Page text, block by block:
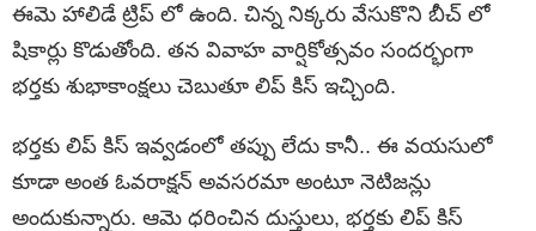
ఈమె హాలిడే ట్రిప్ లో ఉంది. చిన్న నిక్కరు వేసుకొని బీచ్ లో
షికార్లు కొడుతోంది. తన వివాహ వార్షికోత్సవం సందర్భంగా
భర్తకు శుభాకాంక్షలు చెబుతూ లిప్ కిస్ ఇచ్చింది.
భర్తకు లిప్ కిస్ ఇవ్వడంలో తప్పు లేదు కానీ.. ఈ వయసులో
కూడా అంత ఓవరాక్షన్ అవసరమా అంటూ నెటిజన్లు
అందుకున్నారు. ఆమె ధరించిన దుస్తులు, భర్తకు లిప్ కిస్